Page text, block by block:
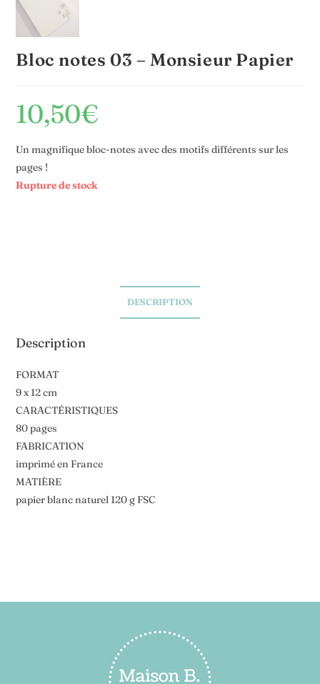
Bloc notes 03 – Monsieur Papier
10,50€
Un magnifique bloc-notes avec des motifs différents sur les
pages !
Rupture de stock
DESCRIPTION
Description
FORMAT
9 x 12 cm
CARACTÉRISTIQUES
80 pages
FABRICATION
imprimé en France
MATIÈRE
papier blanc naturel 120 g FSC